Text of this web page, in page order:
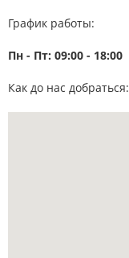
График работы:
Пн - Пт: 09:00 - 18:00
Как до нас добраться: